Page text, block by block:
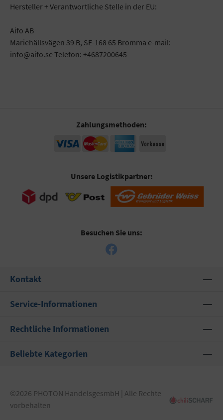
Hersteller + Verantwortliche Stelle in der EU:
Aifo AB
Mariehällsvägen 39 B, SE-168 65 Bromma e-mail:
info@aifo.se Telefon: +4687200645
Zahlungsmethoden:
Unsere Logistikpartner:
Besuchen Sie uns:
Kontakt
Service-Informationen
Rechtliche Informationen
Beliebte Kategorien
©2026 PHOTON HandelsgesmbH | Alle Rechte
vorbehalten